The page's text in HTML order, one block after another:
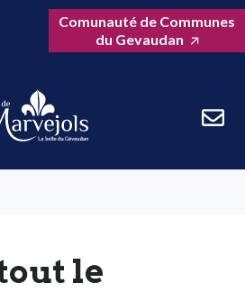
Twitter
chaîne YoutubeComunauté de Communes
du Gevaudan
le